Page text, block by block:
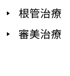
根管治療
審美治療